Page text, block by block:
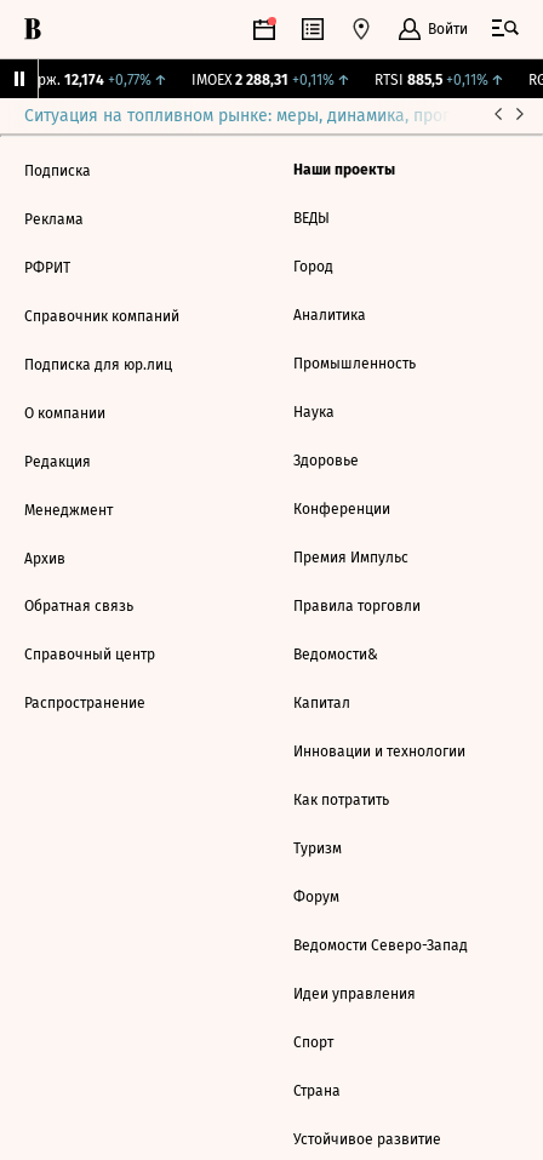
Войти
Бирж. 12,174 +0,77%↑ IMOEX 2 288,31 +0,11%↑ RTSI 885,5 +0,11%↑
Ситуация на топливном рынке: меры, динамика, прогнозы
Подписка
Реклама
РФРИТ
Справочник компаний
Подписка для юр.лиц
О компании
Редакция
Менеджмент
Архив
Обратная связь
Справочный центр
Распространение
Наши проекты
ВЕДЫ
Город
Аналитика
Промышленность
Наука
Здоровье
Конференции
Премия Импульс
Правила торговли
Ведомости&
Капитал
Инновации и технологии
Как потратить
Туризм
Форум
Ведомости Северо-Запад
Идеи управления
Спорт
Страна
Устойчивое развитие